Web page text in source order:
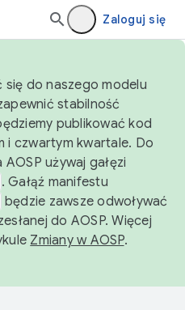
Zaloguj się
do naszego modelu
stabilność
publikować kod
i czwartym kwartale. Do
używaj gałęzi
. Gałąź manifestu
będzie zawsze odwoływać
do AOSP. Więcej
Zmiany w AOSP.